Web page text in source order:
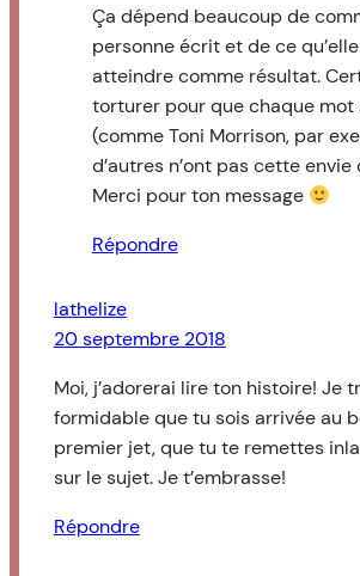
Ça dépend beaucoup de
personne écrit et de ce
atteindre comme résultat.
torturer pour que chaque mot
(comme Toni Morrison, par
d’autres n’ont pas cette envie
Merci pour ton message
Répondre
lathelize
20 septembre 2018
Moi, j’adorerai lire ton histoire! Je
formidable que tu sois arrivée au
premier jet, que tu te remettes
sur le sujet. Je t’embrasse!
Répondre